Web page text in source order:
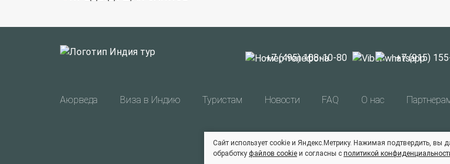
+7 (495) 108-10-80 +7 (915)
Аюрведа Виза в Индию Туристам Новости FAQ О нас
Индия-Тур © Все права защищены |
Сайт использует cookie и Яндекс.Метрику. Нажимая подтвердить, вы
обработку файлов cookie и согласны с политикой